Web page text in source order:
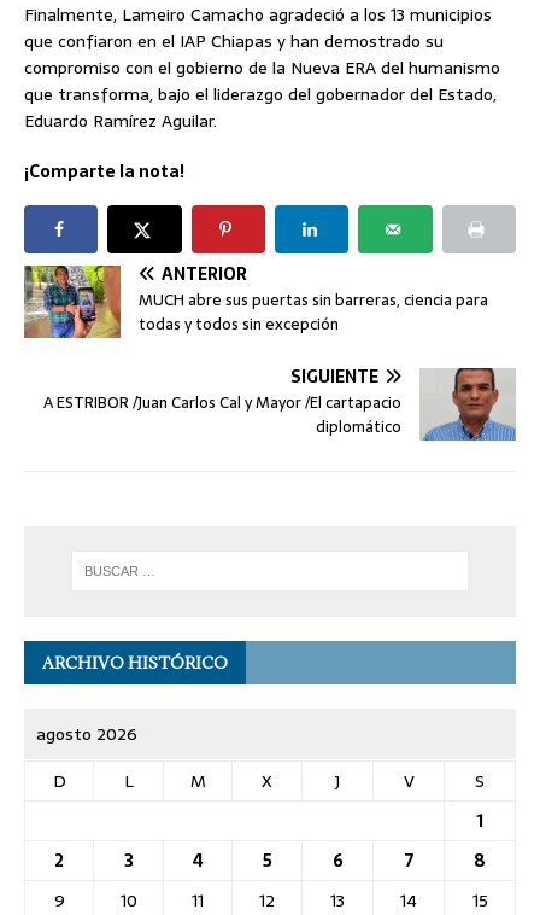
Finalmente, Lameiro Camacho agradeció a los 13 municipios
que confiaron en el IAP Chiapas y han demostrado su
compromiso con el gobierno de la Nueva ERA del humanismo
que transforma, bajo el liderazgo del gobernador del Estado,
Eduardo Ramírez Aguilar.
¡Comparte la nota!
ANTERIOR
MUCH abre sus puertas sin barreras, ciencia para
todas y todos sin excepción
SIGUIENTE
A ESTRIBOR /Juan Carlos Cal y Mayor /El cartapacio
diplomático
ARCHIVO HISTÓRICO
agosto 2026
D
L M X J V
S
1
2
3 4 5 6 7
8
9
10 11 12 13 14
15